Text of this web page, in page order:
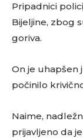
Pripadnici
Bijeljine, zbog
goriva.
On je uhapšen
počinilo
Naime,
prijavljeno da